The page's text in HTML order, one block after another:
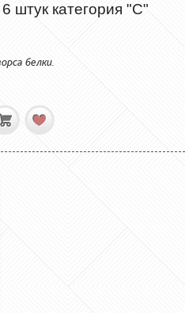
штук категория "C"
белки.